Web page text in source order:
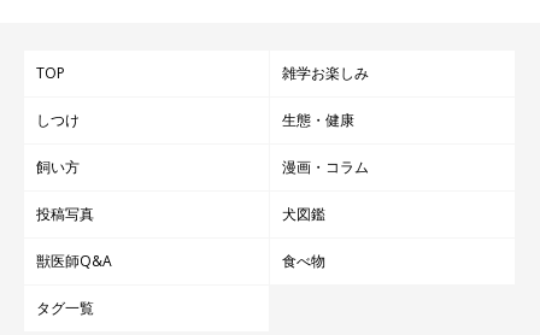
TOP 雑学お楽しみ
しつけ 生態・健康
飼い方 漫画・コラム
投稿写真 犬図鑑
獣医師Q&A 食べ物
タグ一覧